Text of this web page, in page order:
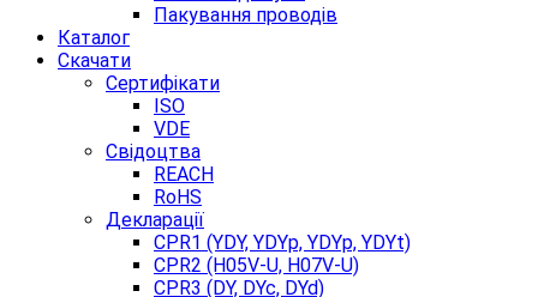
Пакування проводів
Каталог
Скачати
Сертифікати
ISO
VDE
Свідоцтва
REACH
RoHS
Декларації
CPR1 (YDY, YDYp, YDYp, YDYt)
CPR2 (H05V-U, H07V-U)
CPR3 (DY, DYc, DYd)